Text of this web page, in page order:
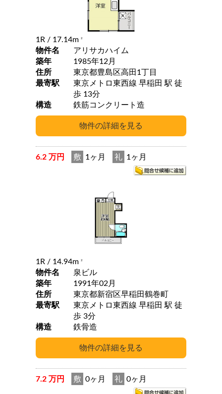
1R / 17.14m 2
物件名
アリサカハイム
築年
1985年12月
住所
東京都豊島区高田1丁目
最寄駅
東京メトロ東西線 早稲田 駅 徒
歩 13分
構造
鉄筋コンクリート造
6.2 万円 敷 1ヶ月 礼 1ヶ月
1R / 14.94m 2
物件名
泉ビル
築年
1991年02月
住所
東京都新宿区早稲田鶴巻町
最寄駅
東京メトロ東西線 早稲田 駅 徒
歩 3分
構造
鉄骨造
7.2 万円 敷 0ヶ月 礼 0ヶ月